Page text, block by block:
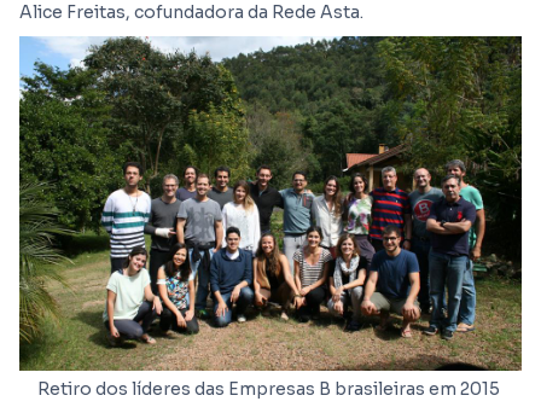
Alice Freitas, cofundadora da Rede Asta.
‍Retiro dos líderes das Empresas B brasileiras em 2015